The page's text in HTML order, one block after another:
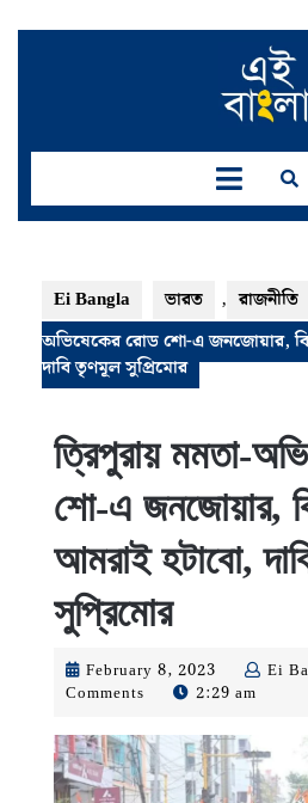
Open
Ei Bangla ভারত , রাজনীতি
অভিষেকের রোড শো-এ জনজোয়ার,
দাবি তৃণমূল সুপ্রিমোর
ত্রিপুরায় মমতা-
শো-এ জনজোয়ার,
আমরাই হটাবো,
সুপ্রিমোর
February 8, 2023 February
8,
Ei
Comments
2:29 am